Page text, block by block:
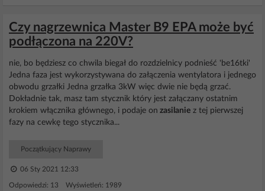
Czy nagrzewnica Master B9 EPA może być
podłączona na 220V?
nie, bo będziesz co chwila biegał do rozdzielnicy podnieść 'be16tki'
Jedna faza jest wykorzystywana do załączenia wentylatora i jednego
obwodu grzałki Jedna grzałka 3kW więc dwie nie będą grzać.
Dokładnie tak, masz tam stycznik który jest załączany ostatnim
krokiem włącznika głównego, i podaje on zasilanie z tej pierwszej
fazy na cewkę tego stycznika...
Początkujący Naprawy
06 Sty 2021 12:33
Odpowiedzi: 13 Wyświetleń: 1989